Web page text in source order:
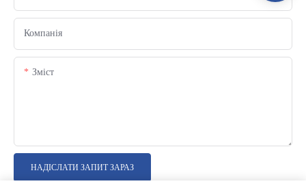
Компанія
Зміст
НАДІСЛАТИ ЗАПИТ ЗАРАЗ